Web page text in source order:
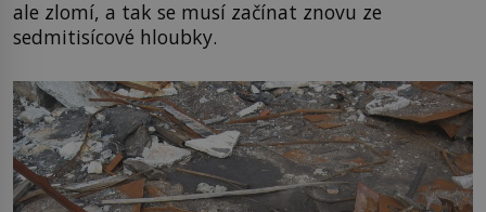
ale zlomí, a tak se musí začínat znovu ze
sedmitisícové hloubky.